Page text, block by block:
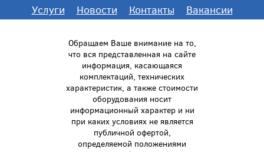
Услуги
Новости Контакты Вакансии
Обращаем Ваше внимание на то,
что вся представленная на сайте
информация, касающаяся
комплектаций, технических
характеристик, а также стоимости
оборудования носит
информационный характер и ни
при каких условиях не является
публичной офертой,
определяемой положениями